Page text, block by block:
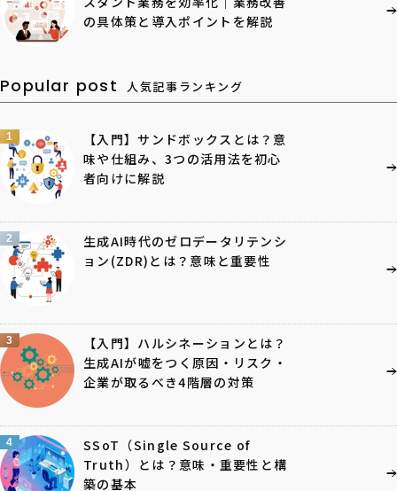
の具体策と導入ポイントを解説
Popular post 人気記事ランキング
1
【入門】サンドボックスとは？意
味や仕組み、3つの活用法を初心
者向けに解説
2
生成AI時代のゼロデータリテンシ
ョン(ZDR)とは？意味と重要性
3
【入門】ハルシネーションとは？
生成AIが嘘をつく原因・リスク・
企業が取るべき4階層の対策
4
SSoT（Single Source of
Truth）とは？意味・重要性と構
築の基本